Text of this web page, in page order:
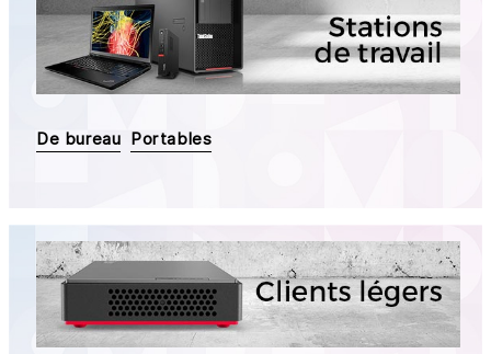
De bureau Portables